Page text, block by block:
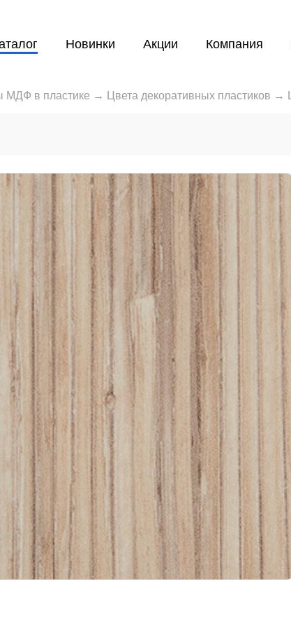
Новинки Акции Компания
МДФ в пластике → Цвета декоративных пластиков →